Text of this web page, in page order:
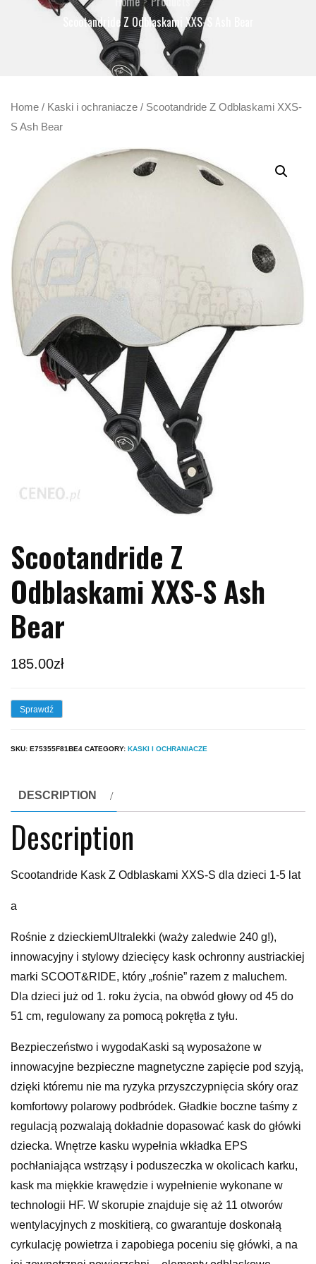
Scootandride Z Odblaskami XXS-S Ash Bear
Home / Kaski i ochraniacze / Scootandride Z Odblaskami XXS-
S Ash Bear
Scootandride Z
Odblaskami XXS-S Ash
Bear
185.00zł
Sprawdź
SKU: E75355F81BE4 CATEGORY: KASKI I OCHRANIACZE
DESCRIPTION
Description
Scootandride Kask Z Odblaskami XXS-S dla dzieci 1-5 lat
a
Rośnie z dzieckiemUltralekki (waży zaledwie 240 g!),
innowacyjny i stylowy dziecięcy kask ochronny austriackiej
marki SCOOT&RIDE, który „rośnie” razem z maluchem.
Dla dzieci już od 1. roku życia, na obwód głowy od 45 do
51 cm, regulowany za pomocą pokrętła z tyłu.
Bezpieczeństwo i wygodaKaski są wyposażone w
innowacyjne bezpieczne magnetyczne zapięcie pod szyją,
dzięki któremu nie ma ryzyka przyszczypnięcia skóry oraz
komfortowy polarowy podbródek. Gładkie boczne taśmy z
regulacją pozwalają dokładnie dopasować kask do główki
dziecka. Wnętrze kasku wypełnia wkładka EPS
pochłaniająca wstrząsy i poduszeczka w okolicach karku,
kask ma miękkie krawędzie i wypełnienie wykonane w
technologii HF. W skorupie znajduje się aż 11 otworów
wentylacyjnych z moskitierą, co gwarantuje doskonałą
cyrkulację powietrza i zapobiega poceniu się główki, a na